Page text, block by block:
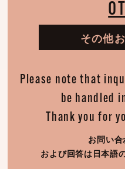
その他
Please note that
be handled
Thank you for
お問い合
および回答は日本語